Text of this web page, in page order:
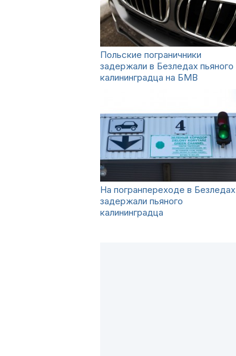
Польские пограничники
задержали в Безледах пьяного
калининградца на БМВ
На погранпереходе в Безледах
задержали пьяного
калининградца